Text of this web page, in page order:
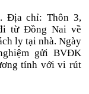
Địa chỉ: Thôn 3,
từ Đồng Nai về
ly tại nhà. Ngày
gửi BVĐK
tính với vi rút